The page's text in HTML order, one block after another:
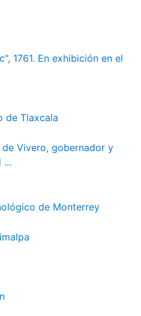
1761. En exhibición en el
de Tlaxcala
Vivero, gobernador y
...
de Monterrey